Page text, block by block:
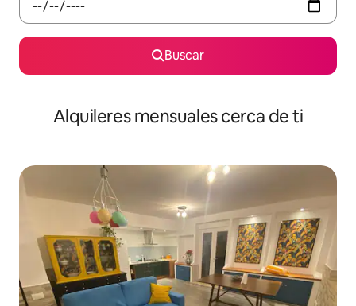
Buscar
Alquileres mensuales cerca de ti